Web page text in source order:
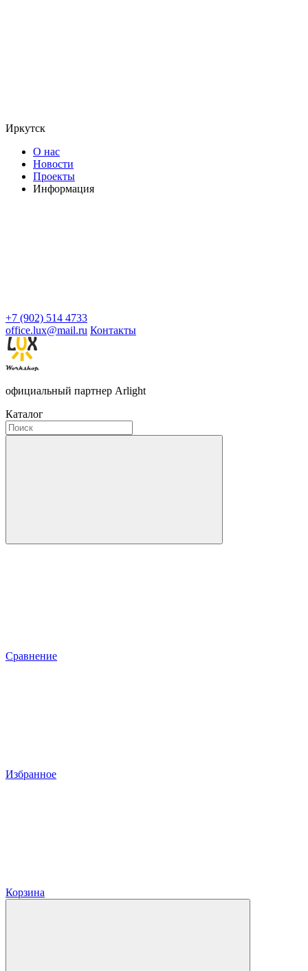
Иркутск
О нас
Новости
Проекты
Информация
+7 (902) 514 4733
office.lux@mail.ru Контакты
официальный партнер Arlight
Каталог
Сравнение
Избранное
Корзина